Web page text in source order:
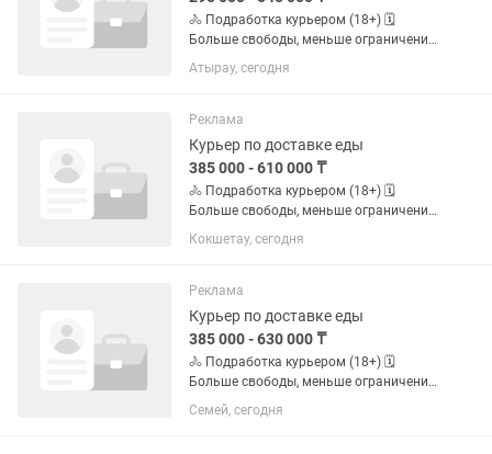
🚴 Подработка курьером (18+) 🗓️
Больше свободы, меньше ограничений
по графику. ✅ Свободный график ✅
Можно без опыта ✅ Пешком, на
автомобиле ✅ Подходит студентам и
тем, кто...
Атырау, сегодня
Реклама
Курьер по доставке еды
385 000 - 610 000 ₸
🚴 Подработка курьером (18+) 🗓️
Больше свободы, меньше ограничений
по графику. ✅ Свободный график ✅
Можно без опыта ✅ Пешком, на
автомобиле ✅ Подходит студентам и
тем, кто...
Кокшетау, сегодня
Реклама
Курьер по доставке еды
385 000 - 630 000 ₸
🚴 Подработка курьером (18+) 🗓️
Больше свободы, меньше ограничений
по графику. ✅ Свободный график ✅
Можно без опыта ✅ Пешком, на
Семей, сегодня